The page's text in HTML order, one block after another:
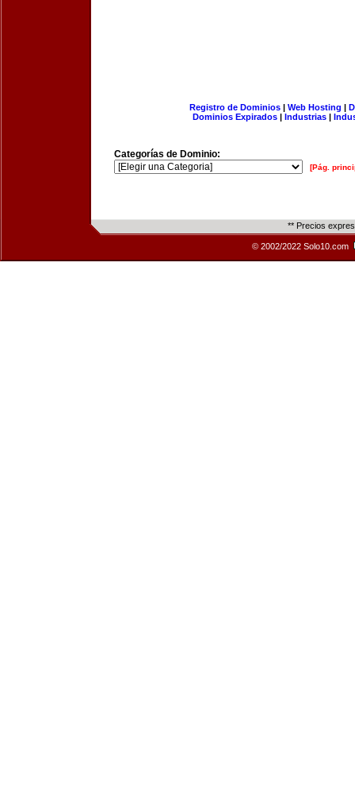
Registro de Dominios| Web Hosting |
Dominios Expirados | Industrias |
Categorías de Dominio:
[Pág.
** Precios
© 2002/2022 Solo10.com